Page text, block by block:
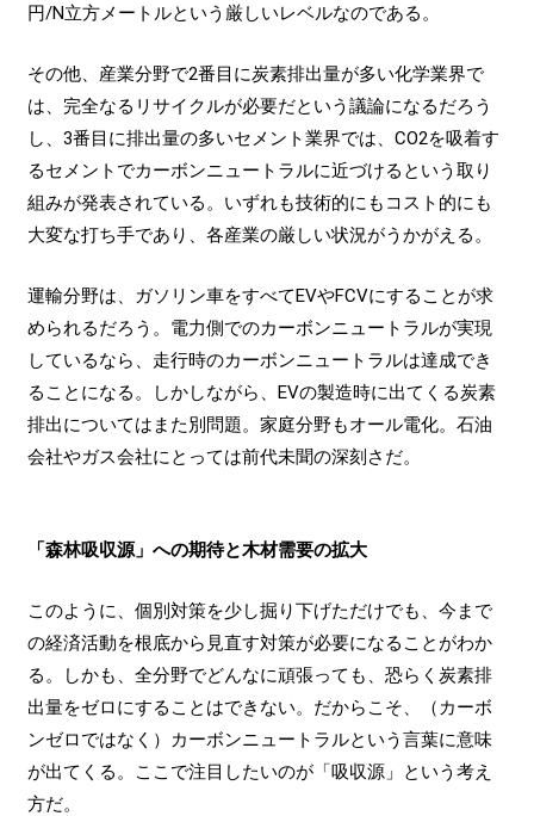
円/N立方メートルという厳しいレベルなのである。
その他、産業分野で2番目に炭素排出量が多い化学業界で
は、完全なるリサイクルが必要だという議論になるだろう
し、3番目に排出量の多いセメント業界では、CO2を吸着す
るセメントでカーボンニュートラルに近づけるという取り
組みが発表されている。いずれも技術的にもコスト的にも
大変な打ち手であり、各産業の厳しい状況がうかがえる。
運輸分野は、ガソリン車をすべてEVやFCVにすることが求
められるだろう。電力側でのカーボンニュートラルが実現
しているなら、走行時のカーボンニュートラルは達成でき
ることになる。しかしながら、EVの製造時に出てくる炭素
排出についてはまた別問題。家庭分野もオール電化。石油
会社やガス会社にとっては前代未聞の深刻さだ。
「森林吸収源」への期待と木材需要の拡大
このように、個別対策を少し掘り下げただけでも、今まで
の経済活動を根底から見直す対策が必要になることがわか
る。しかも、全分野でどんなに頑張っても、恐らく炭素排
出量をゼロにすることはできない。だからこそ、（カーボ
ンゼロではなく）カーボンニュートラルという言葉に意味
が出てくる。ここで注目したいのが「吸収源」という考え
方だ。